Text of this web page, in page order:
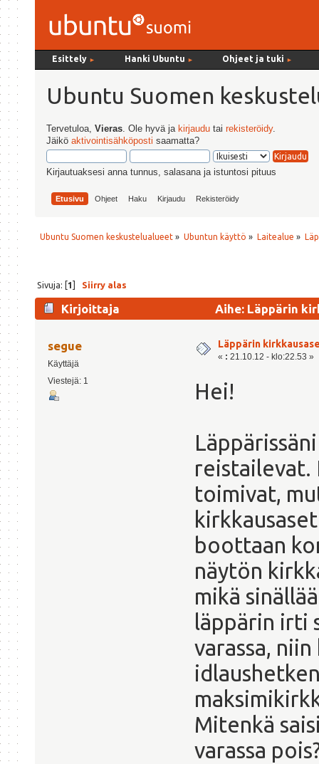
Esittely ► Hanki Ubuntu ► Ohjeet ja tuki ►
Ubuntu Suomen
Tervetuloa,Vieras . Ole hyvä ja kirjaudu tairekisteröidy.
Jäiköaktivointisähköposti saamatta?
Kirjautuaksesi anna tunnus, salasana ja istuntosi pituus
Etusivu Ohjeet Haku Kirjaudu Rekisteröidy
Ubuntu Suomen keskustelualueet » Ubuntun käyttö » Laitealue »
Sivuja: [1] Siirry alas
Kirjoittaja Aihe: Läppärin
segue
Käyttäjä
Viestejä: 1
Läppärin
« : 21.10.12 - klo:22.53 »
Hei!
reistailevat.
toimivat,
boottaan
näytön
mikä
läppärin irti
varassa,
Mitenkä
varassa